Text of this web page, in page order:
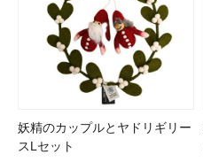
妖精のカップルとヤドリギリー
スLセット